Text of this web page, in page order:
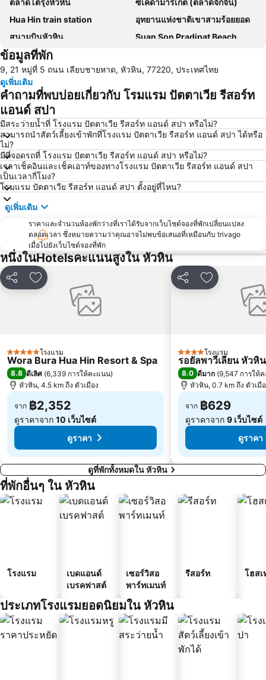
ตลาดโต้รุ่งหัวหิน
ซิเคด้ามาร์เก็ต (ตลาดจักจั่น)
Hua Hin train station
อุทยานแห่งชาติเขาสามร้อยยอด
สนามบินหัวหิน
Suan Son Pradipat Beach
สนามกอล์ฟ ปาล์ม ฮิลล์ กอล์ฟ รีสอร์ท แอนด์ คันทรีคลับ
ข้อมูลที่พัก
9, 21 หมู่ที่ 5 ถนน เลียบชายหาด, หัวหิน, 77220, ประเทศไทย
ดูเพิ่มเติม
คำถามที่พบบ่อยเกี่ยวกับ โรมแรม ปัตตาเวีย รีสอร์ท
แอนด์ สปา
มีสระว่ายน้ำที่ โรงแรม ปัตตาเวีย รีสอร์ท แอนด์ สปา หรือไม่?
สามารถนำสัตว์เลี้ยงเข้าพักที่โรงแรม ปัตตาเวีย รีสอร์ท แอนด์ สปา ได้หรือ
ไม่?
มีที่จอดรถที่ โรงแรม ปัตตาเวีย รีสอร์ท แอนด์ สปา หรือไม่?
เวลาเช็คอินและเช็คเอาท์ของทางโรงแรม ปัตตาเวีย รีสอร์ท แอนด์ สปา
เป็นเวลากี่โมง?
โรมแรม ปัตตาเวีย รีสอร์ท แอนด์ สปา ตั้งอยู่ที่ไหน?
ดูเพิ่มเติม
ราคาและจำนวนห้องพักว่างที่เราได้รับจากเว็บไซต์จองที่พักเปลี่ยนแปลง
ตลอดเวลา ซึ่งหมายความว่าคุณอาจไม่พบข้อเสนอที่เหมือนกับ trivago
เมื่อไปยังเว็บไซต์จองที่พัก
หนึ่งในHotelsคะแนนสูงใน หัวหิน
แชร์ เพิ่มในรายการโปรด
5 ดาว โรงแรม
Wora Bura Hua Hin Resort & Spa
8.8 ดีเลิศ (6,339 การให้คะแนน)
หัวหิน, 4.5 km ถึง ตัวเมือง
จาก ฿2,352
ดูราคาจาก 10 เว็บไซต์
ดูราคา
แชร์ เพิ่มในรายกา
4 ดาว โรงแรม
รอยัลพาวีเลียน หัวหิน
8.0 ดีมาก (9,547 การให้
หัวหิน, 0.7 km ถึง ตัวเมื
จาก ฿629
ดูราคาจาก 9 เว็บไซต์
ดูราคา
ดูที่พักทั้งหมดใน หัวหิน
ที่พักอื่นๆ ใน หัวหิน
โรงแรม
เบดแอนด์
เบรคฟาสต์
เซอร์วิสอ
พาร์ทเมนท์
รีสอร์ท โฮสเ
ประเภทโรงแรมยอดนิยมใน หัวหิน